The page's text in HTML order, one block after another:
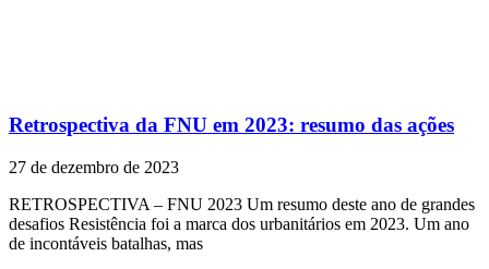
Retrospectiva da FNU em 2023: resumo das ações
27 de dezembro de 2023
RETROSPECTIVA – FNU 2023 Um resumo deste ano de grandes
desafios Resistência foi a marca dos urbanitários em 2023. Um ano
de incontáveis batalhas, mas